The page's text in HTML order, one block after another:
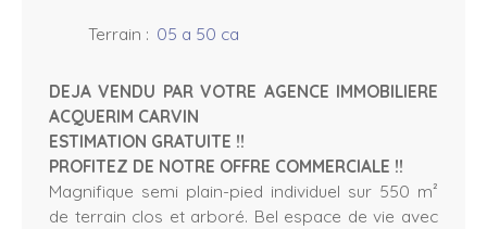
Terrain : 05 a 50 ca
DEJA VENDU PAR VOTRE AGENCE IMMOBILIERE
ACQUERIM CARVIN
ESTIMATION GRATUITE !!
PROFITEZ DE NOTRE OFFRE COMMERCIALE !!
Magnifique semi plain-pied individuel sur 550 m²
de terrain clos et arboré. Bel espace de vie avec